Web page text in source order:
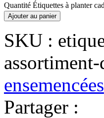
Quantité Étiquettes à planter
Ajouter au panier
SKU :
ensemencées
Partager :